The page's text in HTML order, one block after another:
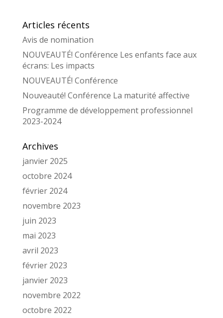
Articles récents
Avis de nomination
NOUVEAUTÉ! Conférence Les enfants face aux
écrans: Les impacts
NOUVEAUTÉ! Conférence
Nouveauté! Conférence La maturité affective
Programme de développement professionnel
2023-2024
Archives
janvier 2025
octobre 2024
février 2024
novembre 2023
juin 2023
mai 2023
avril 2023
février 2023
janvier 2023
novembre 2022
octobre 2022